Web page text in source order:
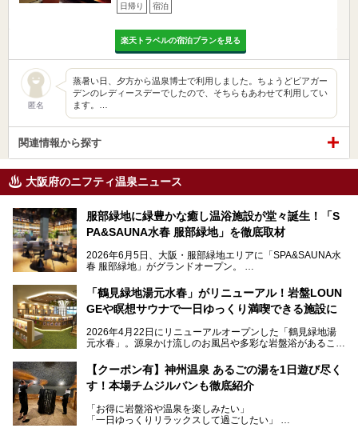
日帰り 宿泊
楽天トラベルの宿泊プランを見る
匿名
蒸暑い日、夕方から温泉博士で利用しました。ちょうどビアガー
デンのレディースデーでしたので、そちらもあわせて利用してい
ます。…
関連情報から探す
大阪府のニフティ温泉ニュース
服部緑地に緑豊かな癒し温浴施設が堂々誕生！「S
PA&SAUNA水春 服部緑地」を徹底取材
2026年6月5日、大阪・服部緑地エリアに「SPA&SAUNA水
春 服部緑地」がグランドオープン。
当初の計画から約5年の時を経て誕生した本施設は、温泉・
サウナ・岩盤浴・フィットネス・ラウンジ・レストランなど
を融合した、これまでの“水春”のイメージをさらに進化させ
今回はオープン前の内覧会に参加し、館内のこだわりポイン
サウナー注目の3種のサウナや160cmの深水風呂、没入感の
高い岩盤浴エリア、日本最大の台数を誇る最新AIフィットネ
スマシンなど、見どころ満載の館内を詳しくご紹介します。
「鶴見緑地湯元水春」がリニューアル！岩盤LOUN
GEや瞑想サウナで一日ゆっくり満喫できる施設に
2026年4月22日にリニューアルオープンした「鶴見緑地湯
元水春」。源泉かけ流しのお風呂や多彩な岩盤浴があること
に“一日中くつろげる場所”としてパワーアップしています。
今回のリニューアルでは、新たに登場した瞑想サウナをはじ
見どころが盛りだくさん。日常の疲れを癒やしたい方はもち
ろん、休日にゆったり過ごしたい方にもぴったりの内容とな
【クーポン有】神州温泉 あるごの湯を1日遊び尽く
す！本場チムジルバンも徹底紹介
「お得に岩盤浴や温泉を楽しみたい」
「一日ゆっくりリラックスして過ごしたい」